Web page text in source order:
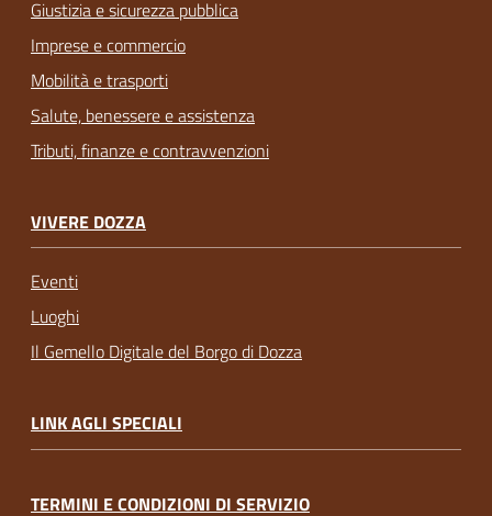
Giustizia e sicurezza pubblica
Imprese e commercio
Mobilità e trasporti
Salute, benessere e assistenza
Tributi, finanze e contravvenzioni
VIVERE DOZZA
Eventi
Luoghi
Il Gemello Digitale del Borgo di Dozza
LINK AGLI SPECIALI
TERMINI E CONDIZIONI DI SERVIZIO